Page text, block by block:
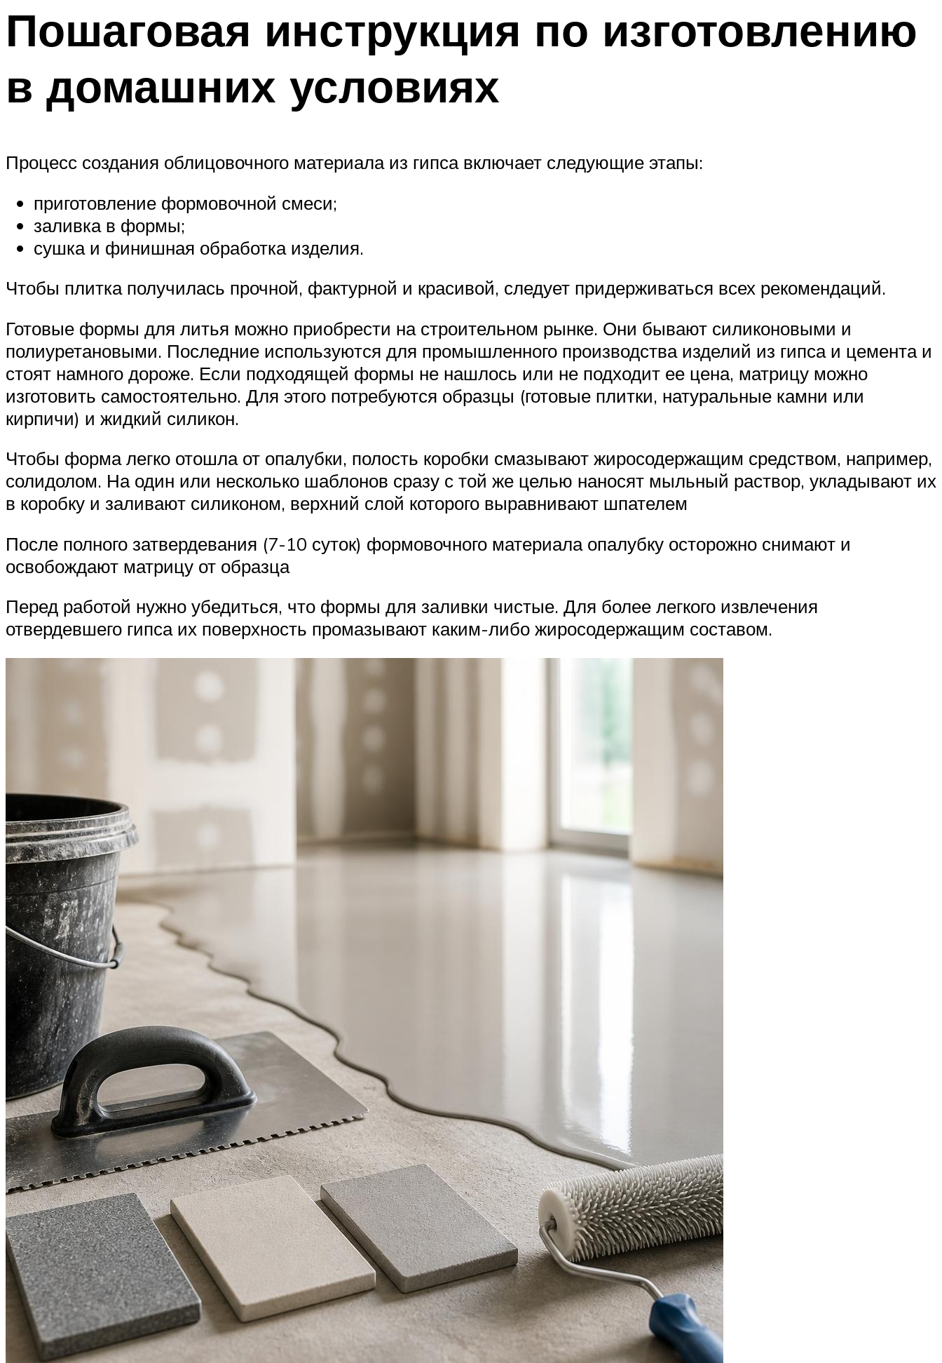
Пошаговая инструкция по изготовлению
в домашних условиях
Процесс создания облицовочного материала из гипса включает следующие этапы:
приготовление формовочной смеси;
заливка в формы;
сушка и финишная обработка изделия.
Чтобы плитка получилась прочной, фактурной и красивой, следует придерживаться всех рекомендаций.
Готовые формы для литья можно приобрести на строительном рынке. Они бывают силиконовыми и
полиуретановыми. Последние используются для промышленного производства изделий из гипса и цемента и
стоят намного дороже. Если подходящей формы не нашлось или не подходит ее цена, матрицу можно
изготовить самостоятельно. Для этого потребуются образцы (готовые плитки, натуральные камни или
кирпичи) и жидкий силикон.
Чтобы форма легко отошла от опалубки, полость коробки смазывают жиросодержащим средством, например,
солидолом. На один или несколько шаблонов сразу с той же целью наносят мыльный раствор, укладывают их
в коробку и заливают силиконом, верхний слой которого выравнивают шпателем
После полного затвердевания (7-10 суток) формовочного материала опалубку осторожно снимают и
освобождают матрицу от образца
Перед работой нужно убедиться, что формы для заливки чистые. Для более легкого извлечения
отвердевшего гипса их поверхность промазывают каким-либо жиросодержащим составом.